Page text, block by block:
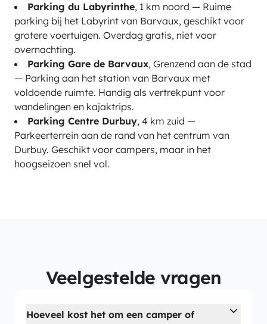
Parking du Labyrinthe, 1 km noord — Ruime
parking bij het Labyrint van Barvaux, geschikt voor
grotere voertuigen. Overdag gratis, niet voor
overnachting.
Parking Gare de Barvaux, Grenzend aan de stad
— Parking aan het station van Barvaux met
voldoende ruimte. Handig als vertrekpunt voor
wandelingen en kajaktrips.
Parking Centre Durbuy, 4 km zuid —
Parkeerterrein aan de rand van het centrum van
Durbuy. Geschikt voor campers, maar in het
hoogseizoen snel vol.
Veelgestelde vragen
Hoeveel kost het om een camper of